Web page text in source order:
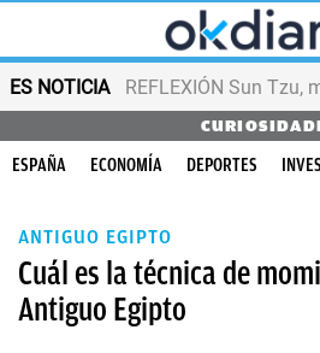
ES NOTICIA REFLEXIÓN Sun Tzu,
ESPAÑA ECONOMÍA DEPORTES
ANTIGUO EGIPTO
Cuál es la técnica de
Antiguo Egipto